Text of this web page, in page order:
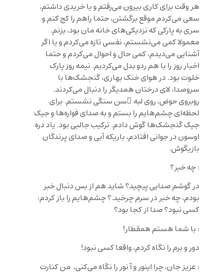
هر وقت برای کاری بیرون می‌رفتم و یا خریدی داشتم،
سعی می‌کردم موقع برگشتن، حتما راهم را کج کنم و
سری به پارکی که نزدیکی‌های خانه مان بود، بزنم.
معمولا کمی می‌نشستم، نفسی تازه می‌کردم و یا اگر
آشنایی می‌دیدم، کمی حال و احوال می‌کردم و حتما
اخبار روز را با هم ردو بدل می‌کردیم. نیمه روز پارک
خلوت بود. در هوای خنک بهاری، گنجشک‌ها با
سروصدا، لای درختان همدیگر را دنبال می‌کردند.
روبروی حوض، روی لبه ِسن سنگی نشستم. برای
لحظه‌ای چشم‌هایم را بستم و به صدای فواره‌ها و جیک
جیک گنجشک‌ها گوش دادم. ترکیب جالبی بود. یاد دره
اوسون در جوانی افتادم، باریکه آبی و صدای پرندگان
بازیگوش.
: چه خبر؟
در گوشم صدایی پیچید؟ شاید هم از بس دنبال خبر
بودم، چه خبر در سرم چرخید.؟ چشم‌هایم را باز کردم:
کسی نبود؟ صدا از کجا بود؟
: با شما هستم همقطار!
دور و برم را نگاه کردم، واقعا کسی نبود!
: عزیز جان، چرا اینور و آ نور را نگاه می‌کنی، ‌ من کنارت